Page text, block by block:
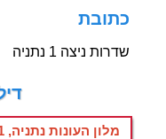
כתובת
שדרות ניצה 1 נתניה
מלון העונות נתניה, 1 לילות ,סופ"ש